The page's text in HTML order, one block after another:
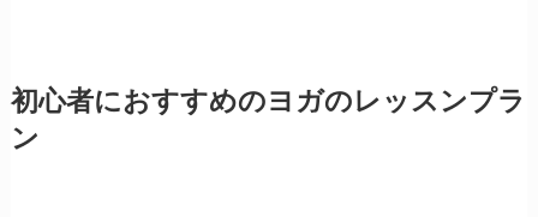
初心者におすすめのヨガのレッスンプラ
ン